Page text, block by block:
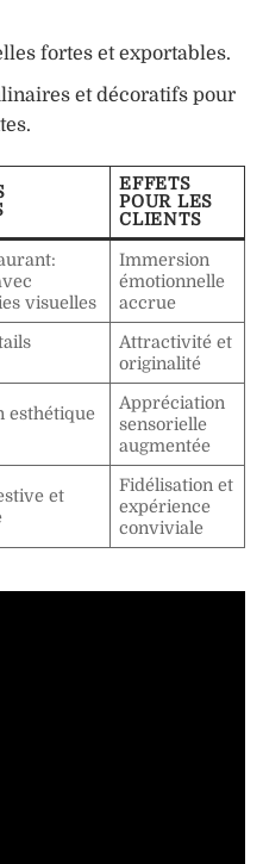
fortes et exportables.
et décoratifs pour
EFFETS
POUR LES
CLIENTS
visuelles
Immersion
émotionnelle
accrue
Attractivité et
originalité
esthétique
Appréciation
sensorielle
augmentée
et
Fidélisation et
expérience
conviviale